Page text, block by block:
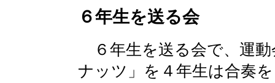
６年生を送る会
６年生を送る会で、運
ナッツ」を４年生は合奏